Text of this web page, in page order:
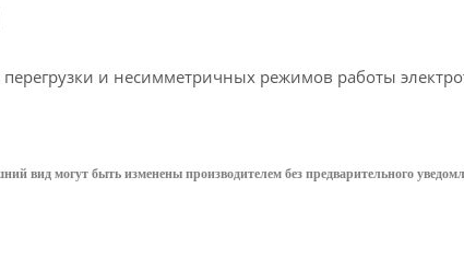
и несимметричных режимов работы
вид могут быть изменены производителем без предварительного уведом